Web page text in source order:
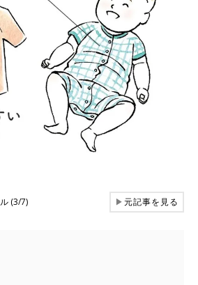
(3/7) ▶元記事を見る